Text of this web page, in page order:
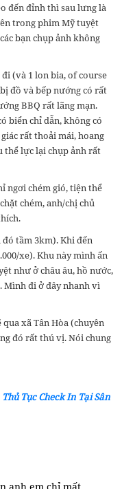
đến đỉnh thì sau lưng là
trong phim Mỹ tuyệt
bạn chụp ảnh không
(và 1 lon bia, of course
đồ và bếp nướng có rất
BBQ rất lãng mạn.
biển chỉ dẫn, không có
rất thoải mái, hoang
thể lực lại chụp ảnh rất
ngơi chém gió, tiện thể
chém, anh/chị chủ
đó tầm 3km). Khi đến
xe). Khu này mình ấn
như ở châu âu, hồ nước,
Mình đi ở đây nhanh vì
xã Tân Hòa (chuyên
đó rất thú vị. Nói chung
Tục Check In Tại Sân